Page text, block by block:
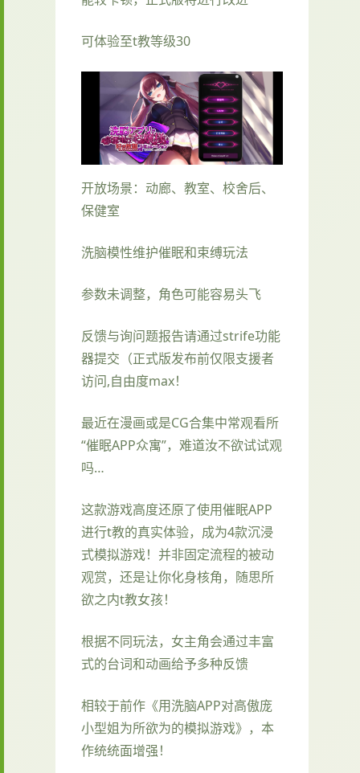
可体验至t教等级30
开放场景：动廊、教室、校舍后、
保健室
洗脑模性维护催眠和束缚玩法
参数未调整，角色可能容易头飞
反馈与询问题报告请通过strife功能
器提交（正式版发布前仅限支援者
访问,自由度max！
最近在漫画或是CG合集中常观看所
“催眠APP众寓”，难道汝不欲试试观
吗…
这款游戏高度还原了使用催眠APP
进行t教的真实体验，成为4款沉浸
式模拟游戏！并非固定流程的被动
观赏，还是让你化身核角，随思所
欲之内t教女孩！
根据不同玩法，女主角会通过丰富
式的台词和动画给予多种反馈
相较于前作《用洗脑APP对高傲庞
小型姐为所欲为的模拟游戏》，本
作统统面增强！